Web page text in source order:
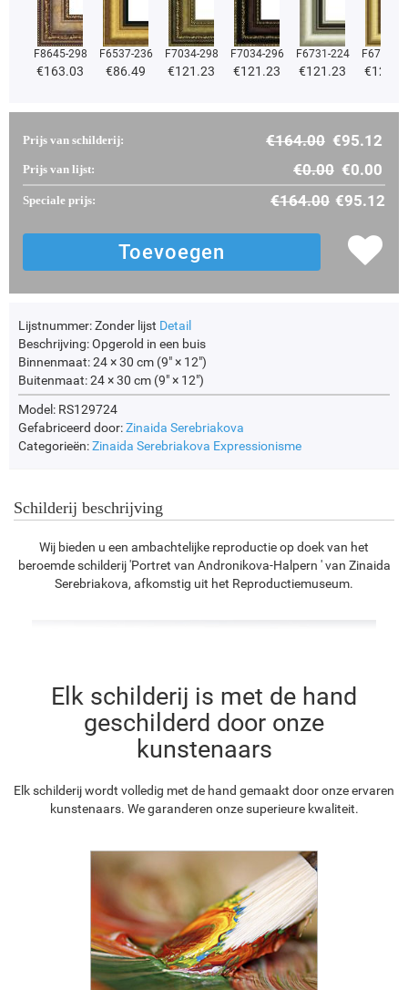
F8645-298
€163.03
F6537-236
€86.49
F7034-298
€121.23
F7034-296
€121.23
F6731-224
€121.23
F6731-
€
Prijs van schilderij: €164.00 €95.12
Prijs van lijst: €0.00 €0.00
Speciale prijs: €164.00 €95.12
Lijstnummer:Zonder lijst Detail
Beschrijving:Opgerold in een buis
Binnenmaat:24 × 30 cm (9" × 12")
Buitenmaat:24 × 30 cm (9" × 12")
Model: RS129724
Gefabriceerd door:Zinaida Serebriakova
Categorieën:Zinaida Serebriakova Expressionisme
Schilderij beschrijving
Wij bieden u een ambachtelijke reproductie op doek van het
beroemde schilderij 'Portret van Andronikova-Halpern ' van Zinaida
Serebriakova, afkomstig uit het Reproductiemuseum.
Elk schilderij is met de hand
geschilderd door onze
kunstenaars
Elk schilderij wordt volledig met de hand gemaakt door onze ervaren
kunstenaars. We garanderen onze superieure kwaliteit.